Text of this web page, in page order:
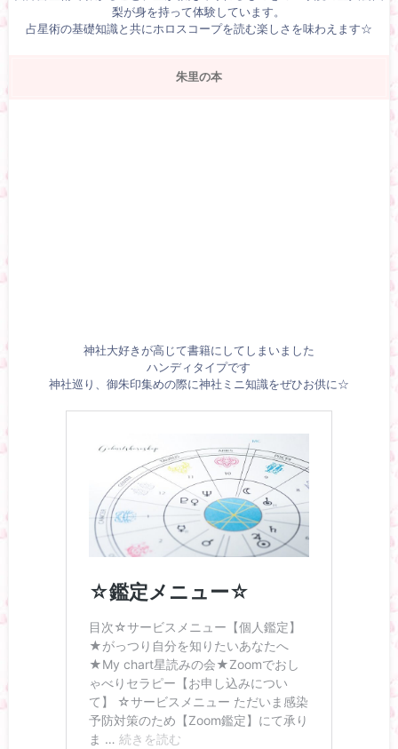
梨が身を持って体験しています。
占星術の基礎知識と共にホロスコープを読む楽しさを味わえます☆
朱里の本
神社大好きが高じて書籍にしてしまいました
ハンディタイプです
神社巡り、御朱印集めの際に神社ミニ知識をぜひお供に☆